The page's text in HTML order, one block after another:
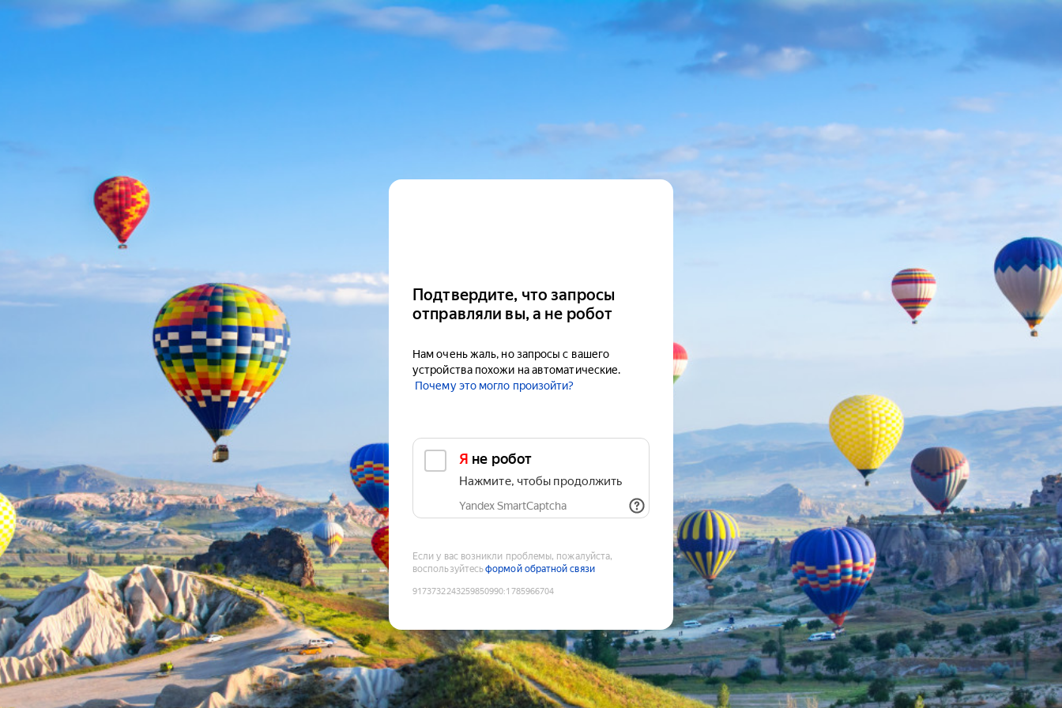
Подтвердите, что запросы
отправляли вы, а не робот
Нам очень жаль, но запросы с вашего
устройства похожи на автоматические.
Почему это могло произойти?
Я не робот
Нажмите, чтобы продолжить
Yandex SmartCaptcha
Если у вас возникли проблемы, пожалуйста,
воспользуйтесьформой обратной связи
9173732243259850990:1785966704